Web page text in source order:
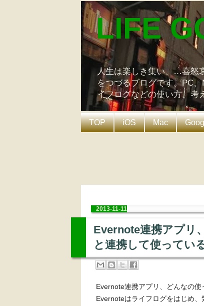
LIFE
人生は楽しき集い、…喜怒
をつづるブログです。PC
イフログなどの使い方、考
TOP iOS Mac
2013-11-11
Evernote連携アプリ
と連携して使ってい
Evernote連携アプリ、どんなの使
Evernoteはライフログをはじめ